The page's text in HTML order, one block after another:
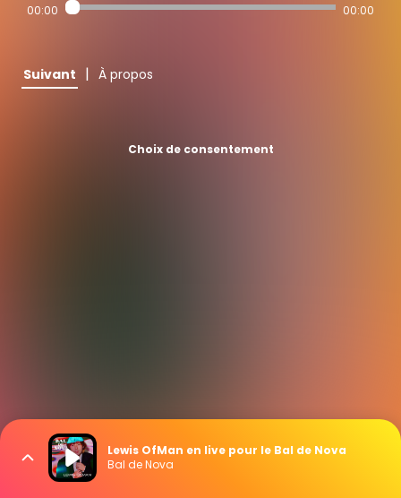
00:00 00:00
Suivant | À propos
Choix de consentement
Lewis OfMan en live pour le Bal de Nova
Bal de Nova